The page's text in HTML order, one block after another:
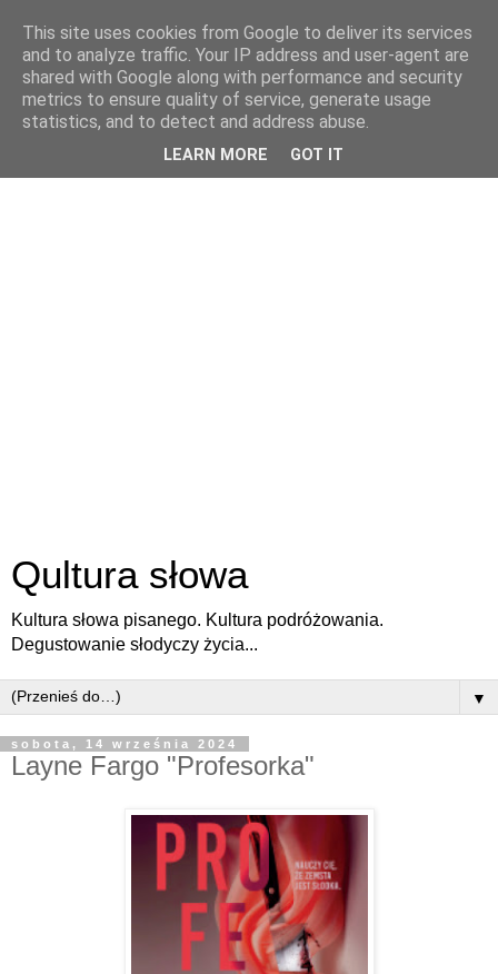
Qultura słowa
Kultura słowa pisanego. Kultura podróżowania.
Degustowanie słodyczy życia...
▼
sobota, 14 września 2024
Layne Fargo "Profesorka"
This site uses cookies from Google to deliver its services
and to analyze traffic. Your IP address and user-agent are
shared with Google along with performance and security
metrics to ensure quality of service, generate usage
statistics, and to detect and address abuse.
LEARN MORE GOT IT